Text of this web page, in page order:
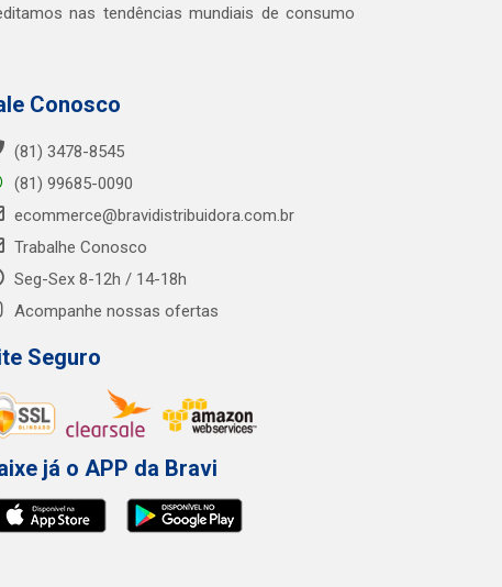
nas tendências mundiais de consumo
Conosco
(81) 3478-8545
(81) 99685-0090
ecommerce@bravidistribuidora.com.br
Trabalhe Conosco
Seg-Sex 8-12h / 14-18h
Acompanhe nossas ofertas
Seguro
já o APP da Bravi